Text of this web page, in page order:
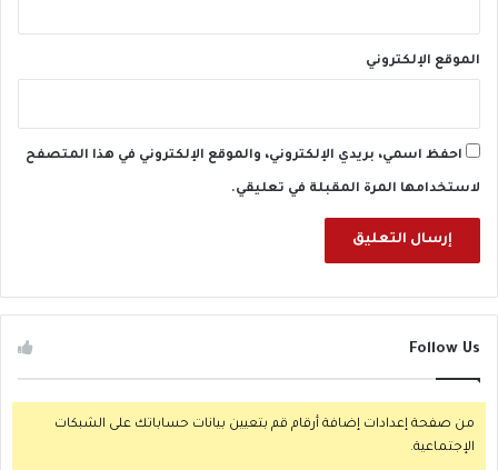
الموقع الإلكتروني
احفظ اسمي، بريدي الإلكتروني، والموقع الإلكتروني في هذا المتصفح
لاستخدامها المرة المقبلة في تعليقي.
Follow Us
من صفحة إعدادات إضافة أرقام قم بتعيين بيانات حساباتك على الشبكات
الإجتماعية.